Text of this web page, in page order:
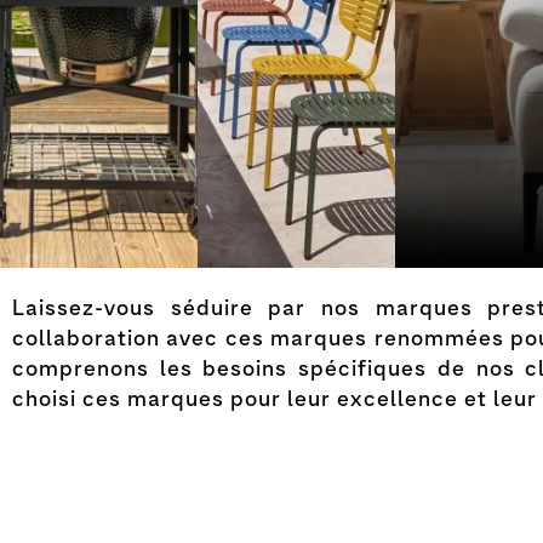
Laissez-vous séduire par nos marques
collaboration avec ces marques renommées
comprenons les besoins spécifiques de nos
choisi ces marques pour leur excellence et